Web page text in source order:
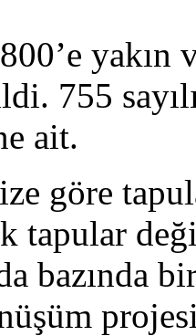
yakın
755
ait.
göre
tapular
bazında